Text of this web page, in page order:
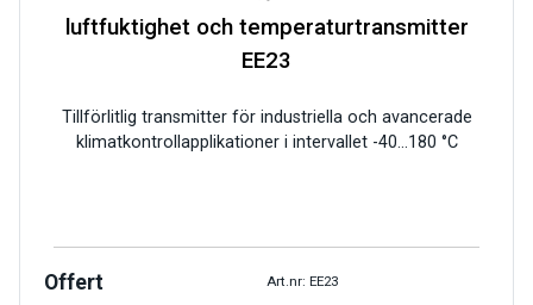
luftfuktighet och temperaturtransmitter
EE23
Tillförlitlig transmitter för industriella och avancerade
klimatkontrollapplikationer i intervallet -40…180 °C
Offert Art.nr: EE23